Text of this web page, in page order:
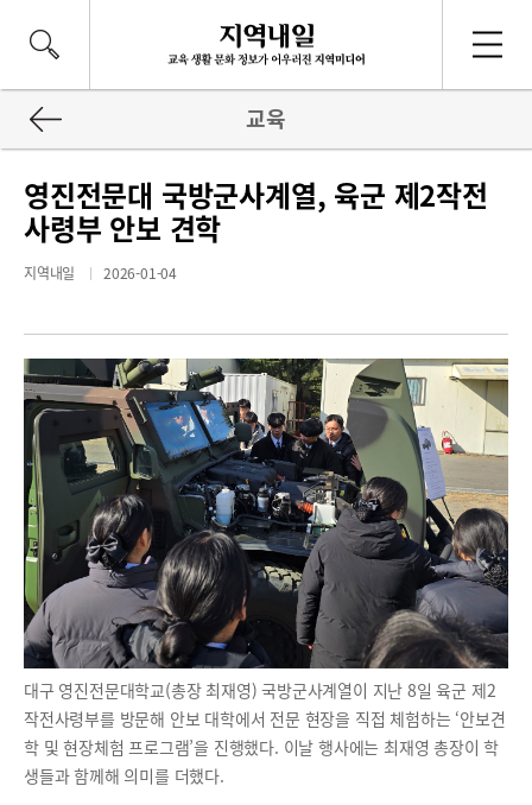
교육
영진전문대 국방군사계열, 육군 제2작전
사령부 안보 견학
지역내일 2026-01-04
대구 영진전문대학교(총장 최재영) 국방군사계열이 지난 8일 육군 제2
작전사령부를 방문해 안보 대학에서 전문 현장을 직접 체험하는 ‘안보견
학 및 현장체험 프로그램’을 진행했다. 이날 행사에는 최재영 총장이 학
생들과 함께해 의미를 더했다.